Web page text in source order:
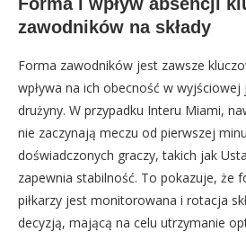
zawodników na składy
Forma zawodników jest zawsze
wpływa na ich obecność w wyjściowej
drużyny. W przypadku Interu Miami,
nie zaczynają meczu od pierwszej
doświadczonych graczy, takich jak
zapewnia stabilność. To pokazuje, że
piłkarzy jest monitorowana i rotacja
decyzją, mającą na celu utrzymanie